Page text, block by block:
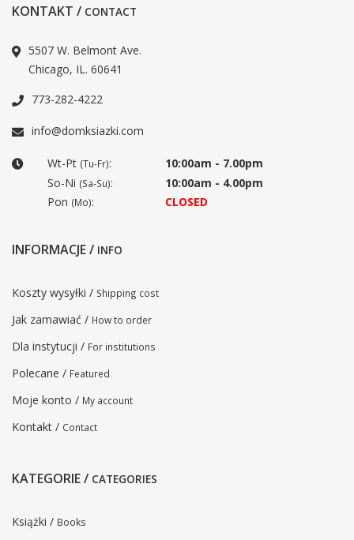
KONTAKT / CONTACT
5507 W. Belmont Ave.
Chicago, IL. 60641
773-282-4222
info@domksiazki.com
Wt-Pt (Tu-Fr):
10:00am - 7.00pm
So-Ni (Sa-Su):
10:00am - 4.00pm
Pon (Mo): CLOSED
INFORMACJE / INFO
Koszty wysyłki / Shipping cost
Jak zamawiać / How to order
Dla instytucji / For institutions
Polecane / Featured
Moje konto / My account
Kontakt / Contact
KATEGORIE / CATEGORIES
Książki / Books